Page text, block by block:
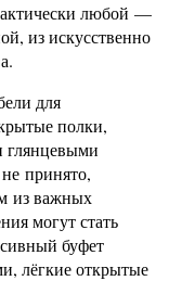
любой —
из искусственно
для
полки,
глянцевыми
принято,
из важных
могут стать
буфет
лёгкие открытые